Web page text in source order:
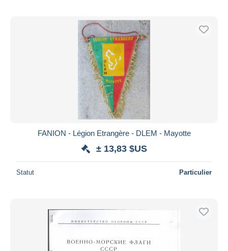
FANION - Légion Etrangère - DLEM - Mayotte
± 13,83 $US
Statut Particulier